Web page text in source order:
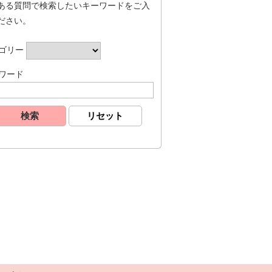
る質問で検索したいキーワードをご入
さい。
リー
ード